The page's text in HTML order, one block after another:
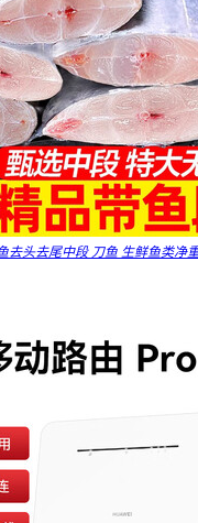
去头去尾中段 刀鱼 生鲜鱼类净